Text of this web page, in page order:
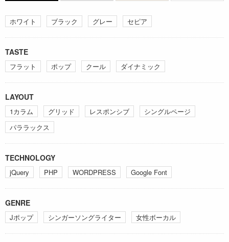
ホワイト ブラック グレー セピア
TASTE
フラット ポップ クール ダイナミック
LAYOUT
1カラム グリッド レスポンシブ
シングルページ
パララックス
TECHNOLOGY
jQuery PHP WORDPRESS Google Font
GENRE
Jポップ シンガーソングライター 女性ボーカル